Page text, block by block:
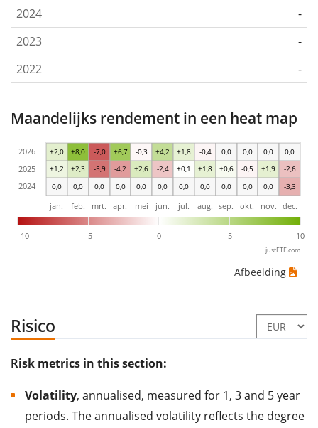
2024
-
2023
-
2022
-
Maandelijks rendement in een heat map
0,0 0,0 0,0 0,0 0,0 0,0 0,0 0,0 0,0 0,0 0,0 -3,3
+1,2 +2,3 -5,9 -4,2 +2,6 -2,4 +0,1 +1,8 +0,6 -0,5 +1,9 -2,6
+2,0 +8,0 -7,0 +6,7 -0,3 +4,2 +1,8 -0,4 0,0 0,0 0,0 0,0
-10 -5 0 5 10
jan. feb. mrt. apr. mei jun. jul. aug. sep. okt. nov. dec.
2024
2025
2026
justETF.com
Afbeelding
Risico
Risk metrics in this section:
Volatility, annualised, measured for 1, 3 and 5 year
periods. The annualised volatility reflects the degree